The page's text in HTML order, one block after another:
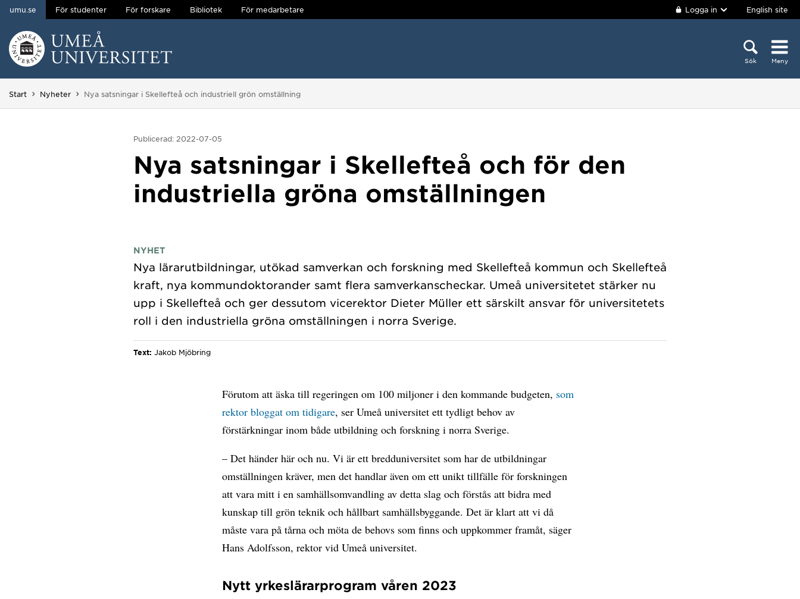
Hoppa direkt till innehållet
umu.se För studenter För forskare Bibliotek För medarbetare Logga in English site
Sök Meny
Start Nyheter Du är här:
Nya satsningar i Skellefteå och industriell grön omställning
Publicerad: 2022-07-05
Nya satsningar i Skellefteå och för den
industriella gröna omställningen
NYHET
Nya lärarutbildningar, utökad samverkan och forskning med Skellefteå kommun och Skellefteå
kraft, nya kommundoktorander samt flera samverkanscheckar. Umeå universitetet stärker nu
upp i Skellefteå och ger dessutom vicerektor Dieter Müller ett särskilt ansvar för universitetets
Text: Jakob Mjöbring
Förutom att äska till regeringen om 100 miljoner i den kommande budgeten, som
rektor bloggat om tidigare, ser Umeå universitet ett tydligt behov av
förstärkningar inom både utbildning och forskning i norra Sverige.
– Det händer här och nu. Vi är ett bredduniversitet som har de utbildningar
omställningen kräver, men det handlar även om ett unikt tillfälle för forskningen
att vara mitt i en samhällsomvandling av detta slag och förstås att bidra med
kunskap till grön teknik och hållbart samhällsbyggande. Det är klart att vi då
måste vara på tårna och möta de behovs som finns och uppkommer framåt, säger
Hans Adolfsson, rektor vid Umeå universitet.
Nytt yrkeslärarprogram våren 2023